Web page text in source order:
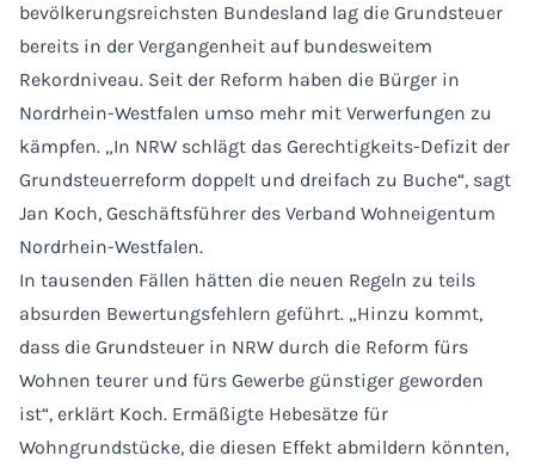
bevölkerungsreichsten Bundesland lag die Grundsteuer
bereits in der Vergangenheit auf bundesweitem
Rekordniveau. Seit der Reform haben die Bürger in
Nordrhein-Westfalen umso mehr mit Verwerfungen zu
kämpfen. „In NRW schlägt das Gerechtigkeits-Defizit der
Grundsteuerreform doppelt und dreifach zu Buche“, sagt
Jan Koch, Geschäftsführer des Verband Wohneigentum
Nordrhein-Westfalen.
In tausenden Fällen hätten die neuen Regeln zu teils
absurden Bewertungsfehlern geführt. „Hinzu kommt,
dass die Grundsteuer in NRW durch die Reform fürs
Wohnen teurer und fürs Gewerbe günstiger geworden
ist“, erklärt Koch. Ermäßigte Hebesätze für
Wohngrundstücke, die diesen Effekt abmildern könnten,